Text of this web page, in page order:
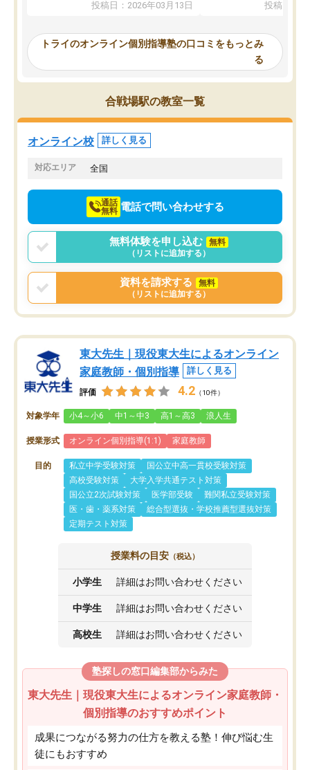
ってくださり、確かに！と考えて、思
ったんですが、学生の先生から学ぶこ
み、徐々に成績が上がったらいいなと
思っていました。何が今足りないのか
を的確に指導いただき、子どももびっ
くりするほど楽しんでやる気を持って
塾を受けています。狙い通り、少しず
つ成績も上がり、苦手意識も無くなっ
てきたので、さらに苦手な数学も追加
でお願いしました。来年の高校受験に
投稿日：2026年03月13日
可能なので本当に助か
らないところをピンポイ
頂いて、とてもわかり
していました。一生を
スト、多少お金がかかっ
投稿日：
トライのオンライン個別指導塾の口コミをもっとみ
る
合戦場駅の教室一覧
オンライン校 詳しく見る
対応エリア 全国
通話
無料 電話で問い合わせする
無料体験を申し込む
無料
（リストに追加する）
資料を請求する
無料
（リストに追加する）
東大先生｜現役東大生によるオンライン
家庭教師・個別指導
詳しく見る
評価 4.2 （10件）
対象学年 小4～小6 中1～中3 高1～高3 浪人生
授業形式 オンライン個別指導(1:1) 家庭教師
目的 私立中学受験対策
国公立中高一貫校受験対策
高校受験対策
大学入学共通テスト対策
国公立2次試験対策
医学部受験
難関私立受験対策
医・歯・薬系対策
総合型選抜・学校推薦型選抜対策
定期テスト対策
授業料の目安 （税込）
小学生 詳細はお問い合わせください
中学生 詳細はお問い合わせください
高校生 詳細はお問い合わせください
塾探しの窓口編集部からみた
東大先生｜現役東大生によるオンライン家庭教師・
個別指導のおすすめポイント
成果につながる努力の仕方を教える塾！伸び悩む生
徒にもおすすめ